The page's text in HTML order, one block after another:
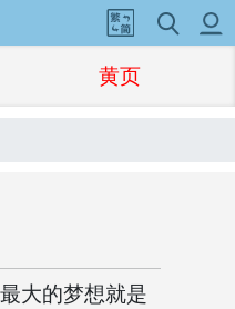
黄页
大的梦想就是